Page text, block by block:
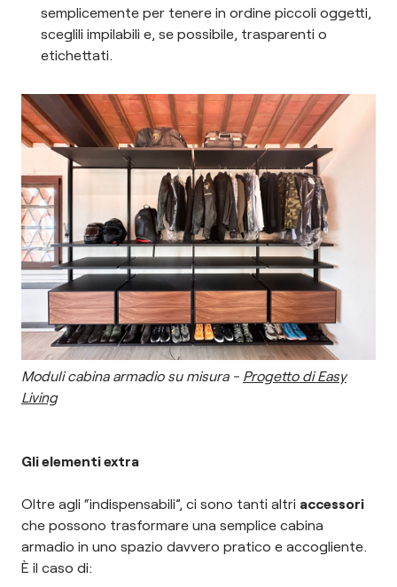
semplicemente per tenere in ordine piccoli oggetti,
sceglili impilabili e, se possibile, trasparenti o
etichettati.
Moduli cabina armadio su misura - Progetto di Easy
Living
Gli elementi extra
Oltre agli “indispensabili”, ci sono tanti altri accessori
che possono trasformare una semplice cabina
armadio in uno spazio davvero pratico e accogliente.
È il caso di: